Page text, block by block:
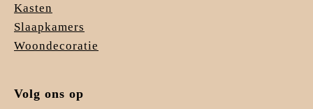
Kasten
Slaapkamers
Woondecoratie
Volg ons op